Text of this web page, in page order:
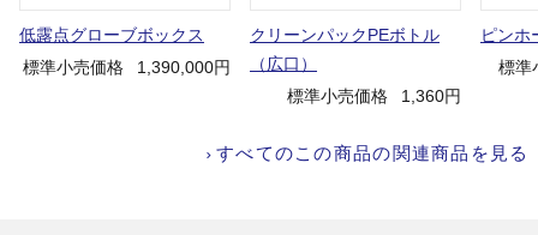
低露点グローブボックス
標準小売価格
1,390,000円
クリーンパックPEボトル
（広口）
標準小売価格
1,360円
ピンホ
標準
すべてのこの商品の関連商品を見る